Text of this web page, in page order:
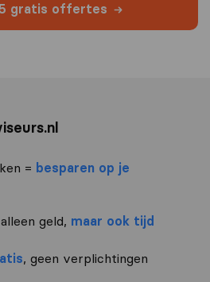
gratis offertes
= besparen op je
geld, maar ook tijd
, geen verplichtingen